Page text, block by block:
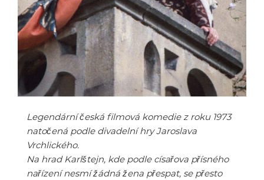
Legendární česká filmová komedie z roku 1973
natočená podle divadelní hry Jaroslava
Vrchlického.
Na hrad Karlštejn, kde podle císařova přísného
nařízení nesmí žádná žena přespat, se přesto